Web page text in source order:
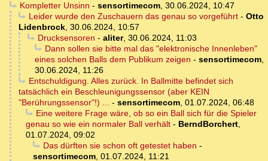
Kompletter Unsinn - sensortimecom, 30.06.2024, 10:47
Leider wurde den Zuschauern das genau so vorgeführt- Otto
Lidenbrock, 30.06.2024, 10:57
Drucksensoren - aliter, 30.06.2024, 11:03
Dann sollen sie bitte mal das "elektronische Innenleben"
eines solchen Balls dem Publikum zeigen - sensortimecom,
30.06.2024, 11:26
Entschuldigung. Alles zurück. In Ballmitte befindet sich
tatsächlich ein Beschleunigungssensor (aber KEIN
"Berührungssensor"!) ... - sensortimecom, 01.07.2024, 06:48
Eine weitere Frage wäre, ob so ein Ball sich für die Spieler
genau so wie ein normaler Ball verhält - BerndBorchert,
01.07.2024, 09:02
Das dürften sie schon oft getestet haben -
sensortimecom, 01.07.2024, 11:21